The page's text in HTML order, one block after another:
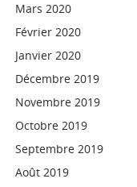
Mars 2020
Février 2020
Janvier 2020
Décembre 2019
Novembre 2019
Octobre 2019
Septembre 2019
Août 2019